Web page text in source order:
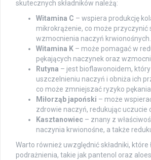
skutecznych składników należą:
Witamina C – wspiera produkcję
mikrokrążenie, co może przyczynić
wzmocnienia naczyń krwionośnych.
Witamina K – może pomagać w
pękających naczynek oraz
Rutyna – jest bioflawonoidem,
uszczelnieniu naczyń i obniża ich
co może zmniejszać ryzyko pękania.
Miłorząb japoński – może
zdrowie naczyń, redukując uczucie
Kasztanowiec – znany z
naczynia krwionośne, a także
Warto również uwzględnić składniki, które
podrażnienia, takie jak pantenol oraz